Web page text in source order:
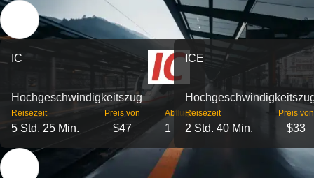
IC
Hochgeschwindigkeitszug
Reisezeit
5 Std. 25 Min.
Preis von
$47
Abflüge
1
ICE
Reisezeit
2 Std. 40 Min.
Preis von
$33